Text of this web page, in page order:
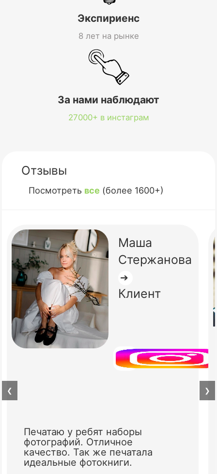
Экспириенс
8 лет на рынке
За нами наблюдают
27000+ в инстаграм
Отзывы
Посмотреть все (более 1600+)
Маша
Стержанова
➔
Клиент
Печатаю у ребят наборы
фотографий. Отличное
качество. Так же печатала
идеальные фотокниги.
❮ ❯